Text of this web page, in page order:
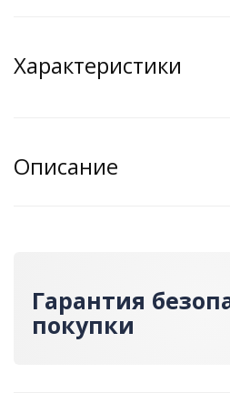
Характеристики
Описание
Гарантия
покупки